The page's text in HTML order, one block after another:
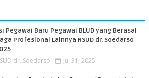
Pegawai Baru Pegawai BLUD yang Berasal
Profesional Lainnya RSUD dr. Soedarso
dr. Soedarso Jul 31, 2025